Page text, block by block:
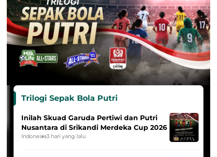
Trilogi Sepak Bola Putri
Inilah Skuad Garuda Pertiwi dan Putri
Nusantara di Srikandi Merdeka Cup 2026
Indonesia3 hari yang lalu